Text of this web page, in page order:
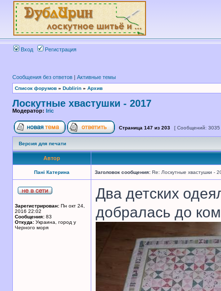
Вход Регистрация
Сообщения без ответов | Активные темы
Список форумов » Dublirin » Архив
Лоскутные хвастушки - 2017
Модератор: Iric
Страница 147 из 203 [ Сообщений:
Версия для печати
Автор
Панi Катерина Заголовок сообщения: Re: Лоскутные хвастушки -
Зарегистрирован: Пн окт 24,
2016 22:02
Сообщения: 83
Откуда: Украина, город у
Черного моря
Два детских
добралась до